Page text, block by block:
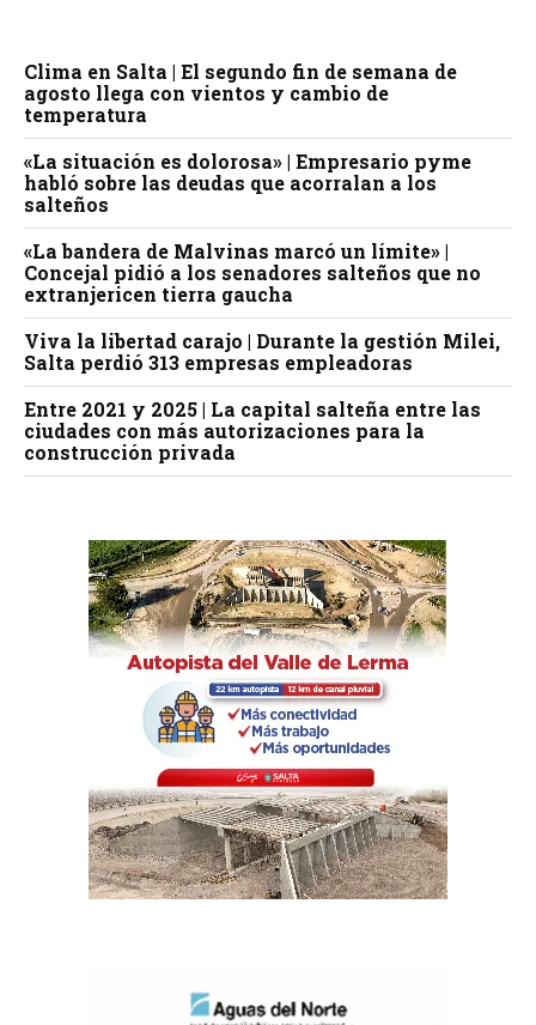
Clima en Salta | El segundo fin de semana de
agosto llega con vientos y cambio de
temperatura
«La situación es dolorosa» | Empresario pyme
habló sobre las deudas que acorralan a los
salteños
«La bandera de Malvinas marcó un límite» |
Concejal pidió a los senadores salteños que no
extranjericen tierra gaucha
Viva la libertad carajo | Durante la gestión Milei,
Salta perdió 313 empresas empleadoras
Entre 2021 y 2025 | La capital salteña entre las
ciudades con más autorizaciones para la
construcción privada